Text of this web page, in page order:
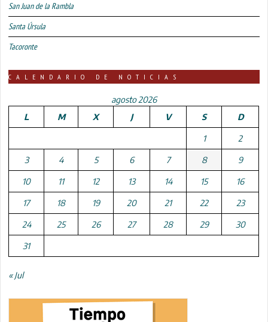
San Juan de la Rambla
Santa Úrsula
Tacoronte
CALENDARIO DE NOTICIAS
agosto 2026
L
M X J V S D
1 2
3 4 5 6 7 8 9
10 11 12 13 14 15 16
17 18 19 20 21 22 23
24 25 26 27 28 29 30
31
« Jul